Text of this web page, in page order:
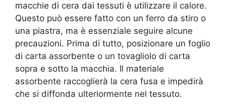
macchie di cera dai tessuti è utilizzare il calore.
Questo può essere fatto con un ferro da stiro o
una piastra, ma è essenziale seguire alcune
precauzioni. Prima di tutto, posizionare un foglio
di carta assorbente o un tovagliolo di carta
sopra e sotto la macchia. Il materiale
assorbente raccoglierà la cera fusa e impedirà
che si diffonda ulteriormente nel tessuto.